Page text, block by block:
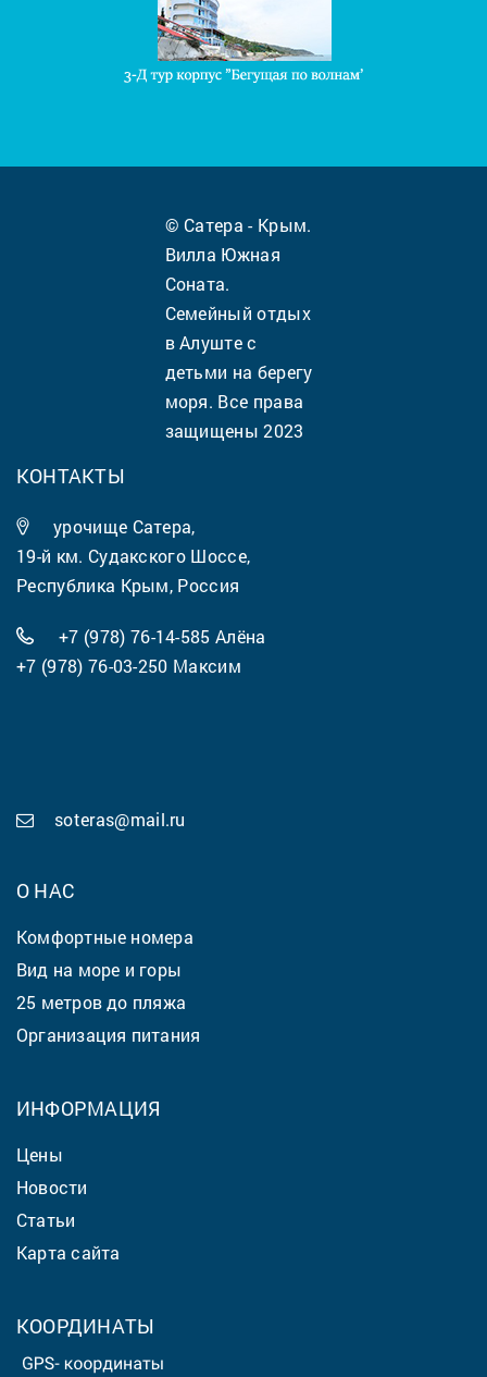
© Сатера - Крым.
Вилла Южная
Соната.
Семейный отдых
в Алуште с
детьми на берегу
моря. Все права
защищены 2023
КОНТАКТЫ
урочище Сатера,
19-й км. Судакского Шоссе,
Республика Крым, Россия
+7 (978) 76-14-585 Алёна
+7 (978) 76-03-250 Максим
soteras@mail.ru
О НАС
Комфортные номера
Вид на море и горы
25 метров до пляжа
Организация питания
ИНФОРМАЦИЯ
Цены
Новости
Статьи
Карта сайта
КООРДИНАТЫ